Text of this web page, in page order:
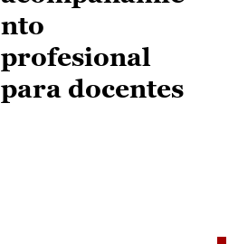
nto
profesional
para docentes